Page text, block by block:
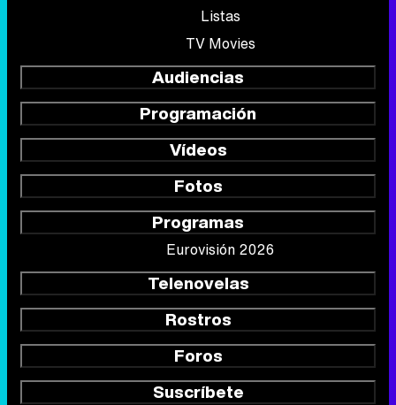
Listas
TV Movies
Audiencias
Programación
Vídeos
Fotos
Programas
Eurovisión 2026
Telenovelas
Rostros
Foros
Suscríbete